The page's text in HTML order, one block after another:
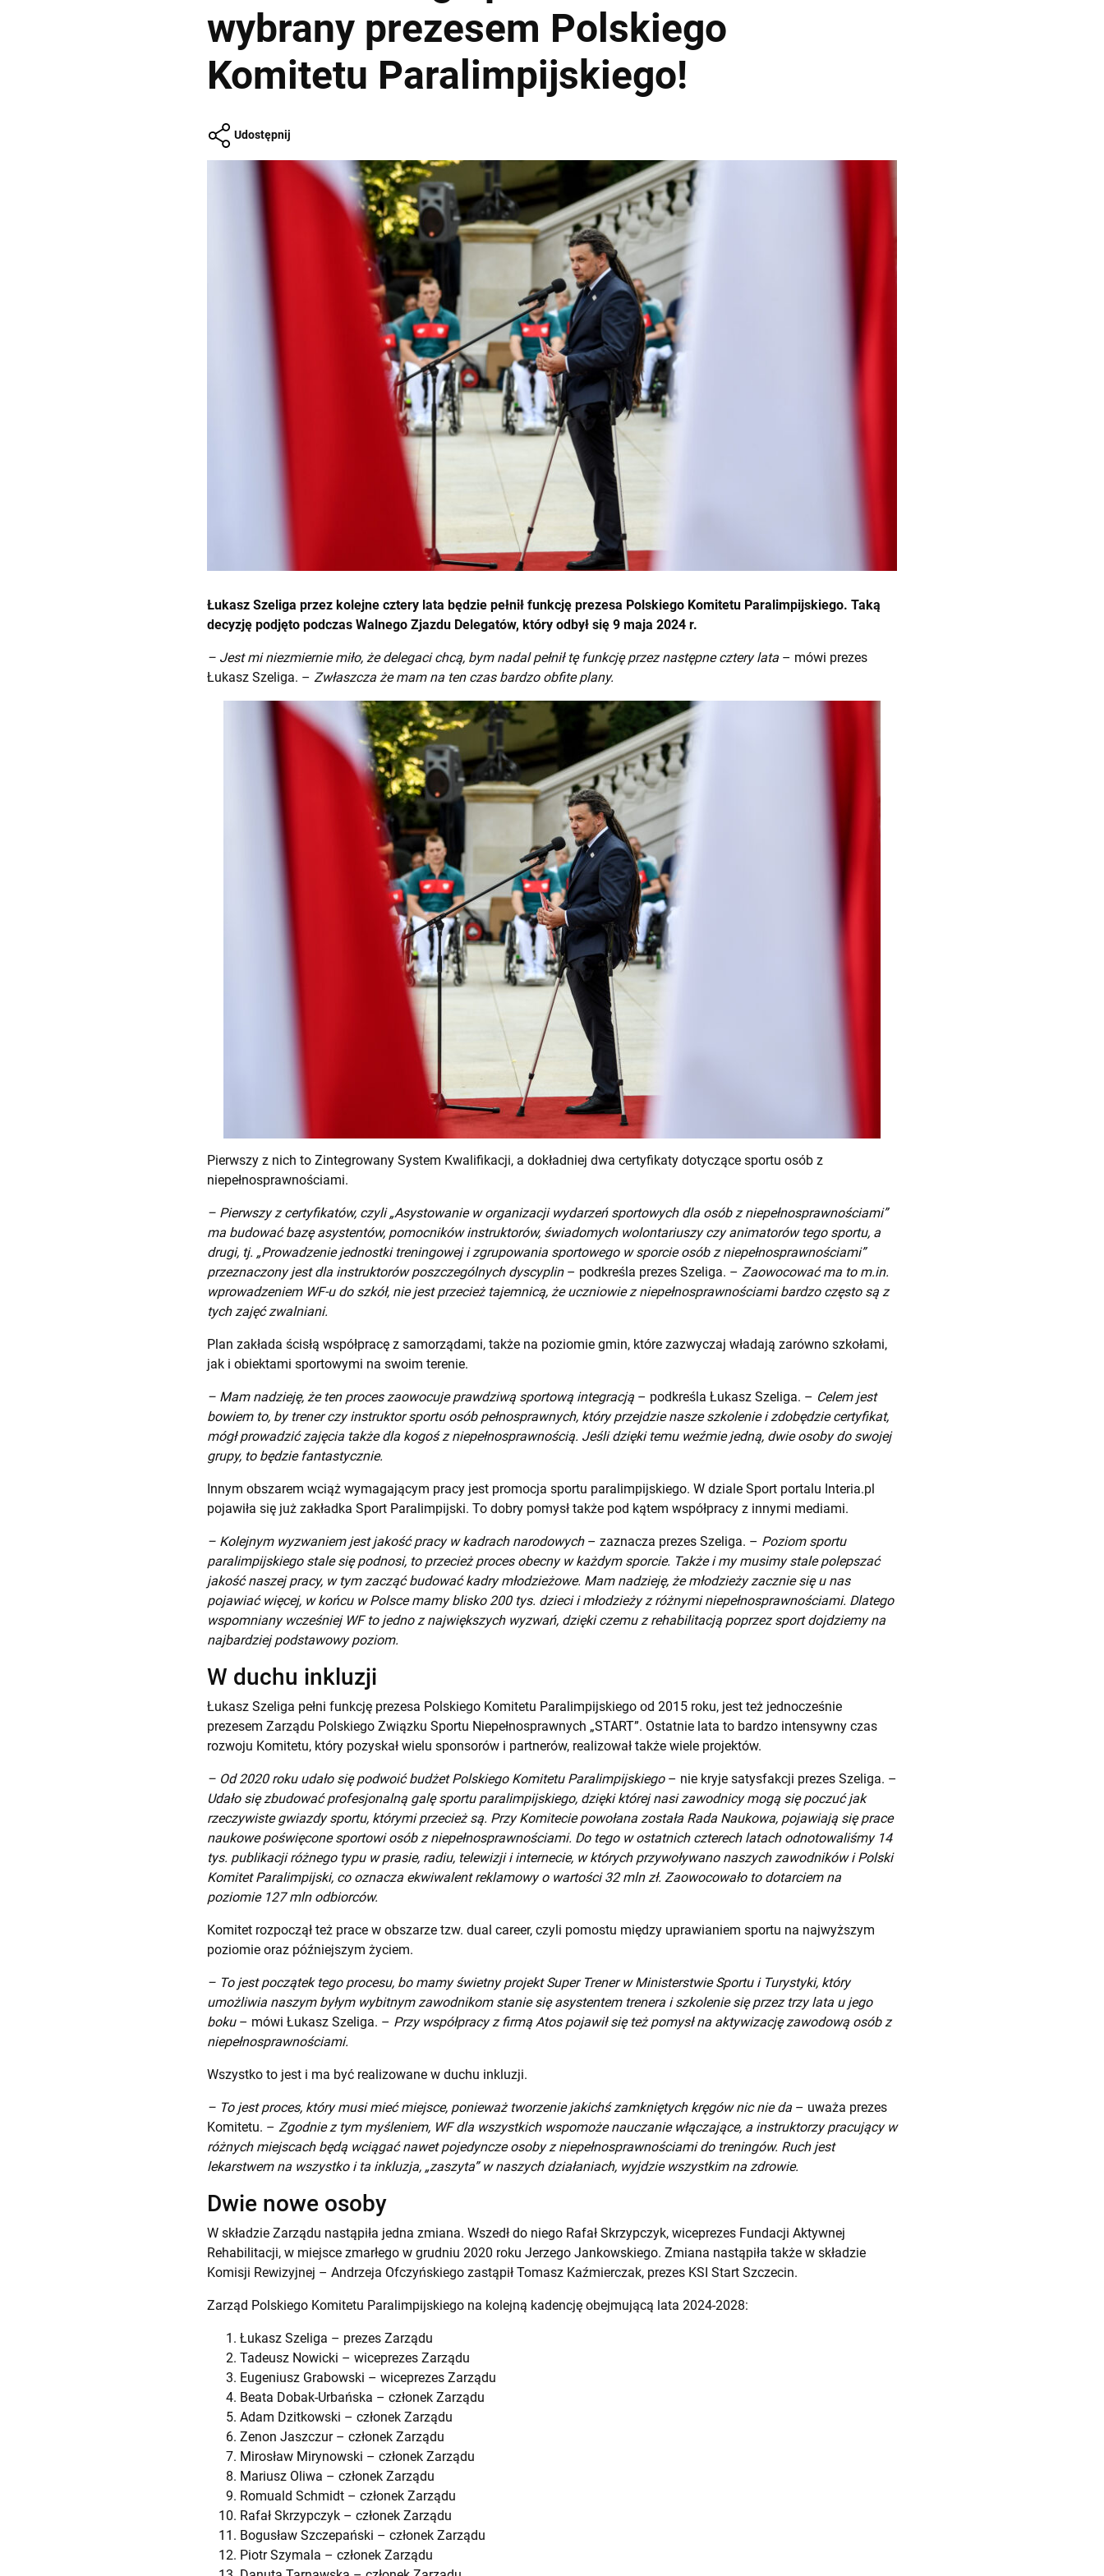
wybrany prezesem Polskiego
Komitetu Paralimpijskiego!
Udostępnij
Łukasz Szeliga przez kolejne cztery lata będzie pełnił funkcję prezesa Polskiego Komitetu Paralimpijskiego. Taką
decyzję podjęto podczas Walnego Zjazdu Delegatów, który odbył się 9 maja 2024 r.
– Jest mi niezmiernie miło, że delegaci chcą, bym nadal pełnił tę funkcję przez następne cztery lata – mówi prezes
Łukasz Szeliga. – Zwłaszcza że mam na ten czas bardzo obfite plany.
Pierwszy z nich to Zintegrowany System Kwalifikacji, a dokładniej dwa certyfikaty dotyczące sportu osób z
niepełnosprawnościami.
– Pierwszy z certyfikatów, czyli „Asystowanie w organizacji wydarzeń sportowych dla osób z niepełnosprawnościami”
ma budować bazę asystentów, pomocników instruktorów, świadomych wolontariuszy czy animatorów tego sportu, a
drugi, tj. „Prowadzenie jednostki treningowej i zgrupowania sportowego w sporcie osób z niepełnosprawnościami”
przeznaczony jest dla instruktorów poszczególnych dyscyplin– podkreśla prezes Szeliga. – Zaowocować ma to m.in.
wprowadzeniem WF-u do szkół, nie jest przecież tajemnicą, że uczniowie z niepełnosprawnościami bardzo często są z
tych zajęć zwalniani.
Plan zakłada ścisłą współpracę z samorządami, także na poziomie gmin, które zazwyczaj władają zarówno szkołami,
jak i obiektami sportowymi na swoim terenie.
– Mam nadzieję, że ten proces zaowocuje prawdziwą sportową integracją – podkreśla Łukasz Szeliga. – Celem jest
bowiem to, by trener czy instruktor sportu osób pełnosprawnych, który przejdzie nasze szkolenie i zdobędzie certyfikat,
mógł prowadzić zajęcia także dla kogoś z niepełnosprawnością. Jeśli dzięki temu weźmie jedną, dwie osoby do swojej
grupy, to będzie fantastycznie.
Innym obszarem wciąż wymagającym pracy jest promocja sportu paralimpijskiego. W dziale Sport portalu Interia.pl
pojawiła się już zakładka Sport Paralimpijski. To dobry pomysł także pod kątem współpracy z innymi mediami.
– Kolejnym wyzwaniem jest jakość pracy w kadrach narodowych– zaznacza prezes Szeliga. – Poziom sportu
paralimpijskiego stale się podnosi, to przecież proces obecny w każdym sporcie. Także i my musimy stale polepszać
jakość naszej pracy, w tym zacząć budować kadry młodzieżowe. Mam nadzieję, że młodzieży zacznie się u nas
pojawiać więcej, w końcu w Polsce mamy blisko 200 tys. dzieci i młodzieży z różnymi niepełnosprawnościami. Dlatego
wspomniany wcześniej WF to jedno z największych wyzwań, dzięki czemu z rehabilitacją poprzez sport dojdziemy na
najbardziej podstawowy poziom.
W duchu inkluzji
Łukasz Szeliga pełni funkcję prezesa Polskiego Komitetu Paralimpijskiego od 2015 roku, jest też jednocześnie
prezesem Zarządu Polskiego Związku Sportu Niepełnosprawnych „START”. Ostatnie lata to bardzo intensywny czas
rozwoju Komitetu, który pozyskał wielu sponsorów i partnerów, realizował także wiele projektów.
– Od 2020 roku udało się podwoić budżet Polskiego Komitetu Paralimpijskiego – nie kryje satysfakcji prezes Szeliga. –
Udało się zbudować profesjonalną galę sportu paralimpijskiego, dzięki której nasi zawodnicy mogą się poczuć jak
rzeczywiste gwiazdy sportu, którymi przecież są. Przy Komitecie powołana została Rada Naukowa, pojawiają się prace
naukowe poświęcone sportowi osób z niepełnosprawnościami. Do tego w ostatnich czterech latach odnotowaliśmy 14
tys. publikacji różnego typu w prasie, radiu, telewizji i internecie, w których przywoływano naszych zawodników i Polski
Komitet Paralimpijski, co oznacza ekwiwalent reklamowy o wartości 32 mln zł. Zaowocowało to dotarciem na
poziomie 127 mln odbiorców.
Komitet rozpoczął też prace w obszarze tzw. dual career, czyli pomostu między uprawianiem sportu na najwyższym
poziomie oraz późniejszym życiem.
– To jest początek tego procesu, bo mamy świetny projekt Super Trener w Ministerstwie Sportu i Turystyki, który
umożliwia naszym byłym wybitnym zawodnikom stanie się asystentem trenera i szkolenie się przez trzy lata u jego
boku– mówi Łukasz Szeliga. – Przy współpracy z firmą Atos pojawił się też pomysł na aktywizację zawodową osób z
niepełnosprawnościami.
Wszystko to jest i ma być realizowane w duchu inkluzji.
– To jest proces, który musi mieć miejsce, ponieważ tworzenie jakichś zamkniętych kręgów nic nie da – uważa prezes
Komitetu. – Zgodnie z tym myśleniem, WF dla wszystkich wspomoże nauczanie włączające, a instruktorzy pracujący w
różnych miejscach będą wciągać nawet pojedyncze osoby z niepełnosprawnościami do treningów. Ruch jest
lekarstwem na wszystko i ta inkluzja, „zaszyta” w naszych działaniach, wyjdzie wszystkim na zdrowie.
Dwie nowe osoby
W składzie Zarządu nastąpiła jedna zmiana. Wszedł do niego Rafał Skrzypczyk, wiceprezes Fundacji Aktywnej
Rehabilitacji, w miejsce zmarłego w grudniu 2020 roku Jerzego Jankowskiego. Zmiana nastąpiła także w składzie
Komisji Rewizyjnej – Andrzeja Ofczyńskiego zastąpił Tomasz Kaźmierczak, prezes KSI Start Szczecin.
Zarząd Polskiego Komitetu Paralimpijskiego na kolejną kadencję obejmującą lata 2024-2028:
Łukasz Szeliga – prezes Zarządu
Tadeusz Nowicki – wiceprezes Zarządu
Eugeniusz Grabowski – wiceprezes Zarządu
Beata Dobak-Urbańska – członek Zarządu
Adam Dzitkowski – członek Zarządu
Zenon Jaszczur – członek Zarządu
Mirosław Mirynowski – członek Zarządu
Mariusz Oliwa – członek Zarządu
Romuald Schmidt – członek Zarządu
Rafał Skrzypczyk – członek Zarządu
Bogusław Szczepański – członek Zarządu
Piotr Szymala – członek Zarządu